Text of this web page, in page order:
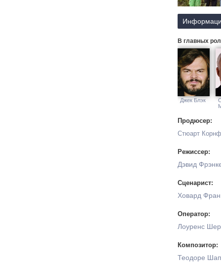
В главных
Джек Блэк
Продюсер:
Стюарт
Режиссер:
Дэвид
Сценарист:
Ховард
Оператор:
Лоуренс Шер
Композитор:
Теодоре